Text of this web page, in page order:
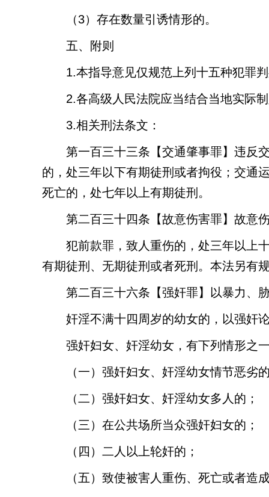
（3）存在数量引诱情形的。
五、附则
1.本指导意见仅规范上列十五种犯罪
2.各高级人民法院应当结合当地实际
3.相关刑法条文：
第一百三十三条 【交通肇事罪】违反
的，处三年以下有期徒刑或者拘役；交通
死亡的，处七年以上有期徒刑。
第二百三十四条 【故意伤害罪】故意
犯前款罪，致人重伤的，处三年以上
有期徒刑、无期徒刑或者死刑。本法另有
第二百三十六条 【强奸罪】以暴力、
奸淫不满十四周岁的幼女的，以强奸
强奸妇女、奸淫幼女，有下列情形之
（一）强奸妇女、奸淫幼女情节恶劣
（二）强奸妇女、奸淫幼女多人的；
（三）在公共场所当众强奸妇女的；
（四）二人以上轮奸的；
（五）致使被害人重伤、死亡或者造